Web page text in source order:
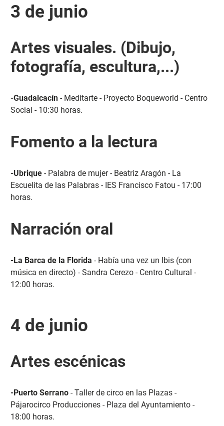
3 de junio
Artes visuales. (Dibujo,
fotografía, escultura,...)
-Guadalcacín- Meditarte - Proyecto Boqueworld - Centro
Social - 10:30 horas.
Fomento a la lectura
-Ubrique- Palabra de mujer - Beatriz Aragón - La
Escuelita de las Palabras - IES Francisco Fatou - 17:00
horas.
Narración oral
-La Barca de la Florida - Había una vez un Ibis (con
música en directo) - Sandra Cerezo - Centro Cultural -
12:00 horas.
4 de junio
Artes escénicas
-Puerto Serrano- Taller de circo en las Plazas -
Pájarocirco Producciones - Plaza del Ayuntamiento -
18:00 horas.